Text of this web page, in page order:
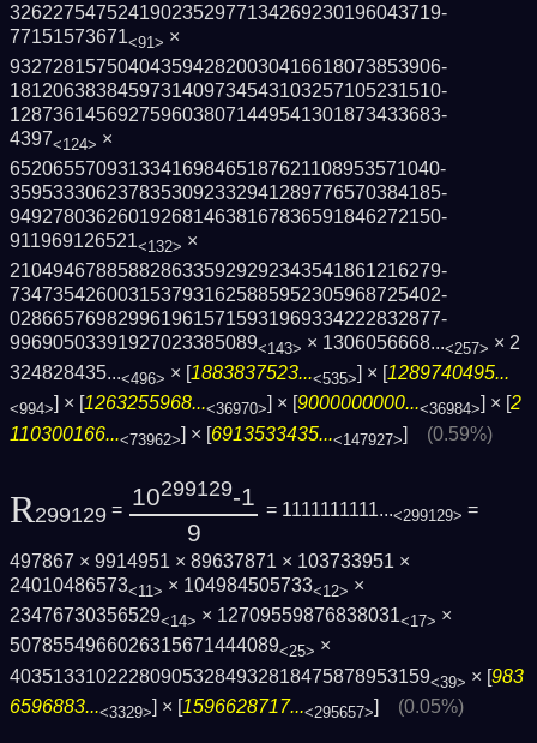
3262275475241902352977134269230196043719­
77151573671<91> ×
9327281575040435942820030416618073853906­
1812063838459731409734543103257105231510­
1287361456927596038071449541301873433683­
4397<124> ×
6520655709313341698465187621108953571040­
3595333062378353092332941289776570384185­
9492780362601926814638167836591846272150­
911969126521<132> ×
2104946788588286335929292343541861216279­
7347354260031537931625885952305968725402­
0286657698299619615715931969334222832877­
99690503391927023385089<143> × 1306056668...<257> × 2
324828435...<496> × [1883837523...<535>] × [1289740495...
<994>] × [1263255968...<36970>] × [9000000000...<36984>] × [2
110300166...<73962>] × [6913533435...<147927>] (0.59%)
R299129 = 10299129-1
9
= 1111111111...<299129> =
497867 × 9914951 × 89637871 × 103733951 ×
24010486573<11> × 104984505733<12> ×
23476730356529<14> × 12709559876838031<17> ×
5078554966026315671444089<25> ×
403513310222809053284932818475878953159<39> × [983
6596883...<3329>] × [1596628717...<295657>] (0.05%)